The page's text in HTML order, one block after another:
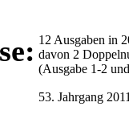
12 Ausgaben in
davon 2
(Ausgabe 1-2
53. Jahrgang